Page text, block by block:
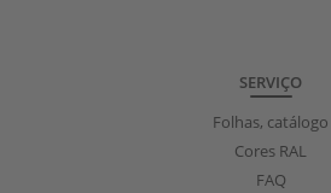
SERVIÇO
Folhas, catálogo
Cores RAL
FAQ